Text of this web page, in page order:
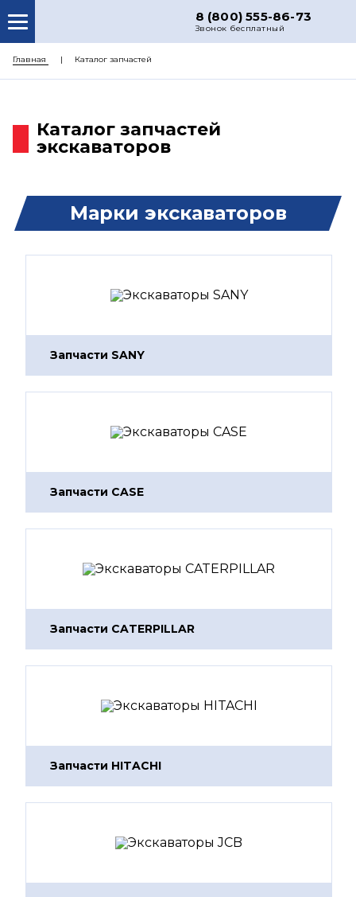
8 (800) 555-86-73
Звонок бесплатный
ДОСТАВКА
КОНТАКТЫ
Главная Каталог запчастей
Каталог запчастей
экскаваторов
Марки экскаваторов
Запчасти SANY
Запчасти CASE
Запчасти CATERPILLAR
Запчасти HITACHI